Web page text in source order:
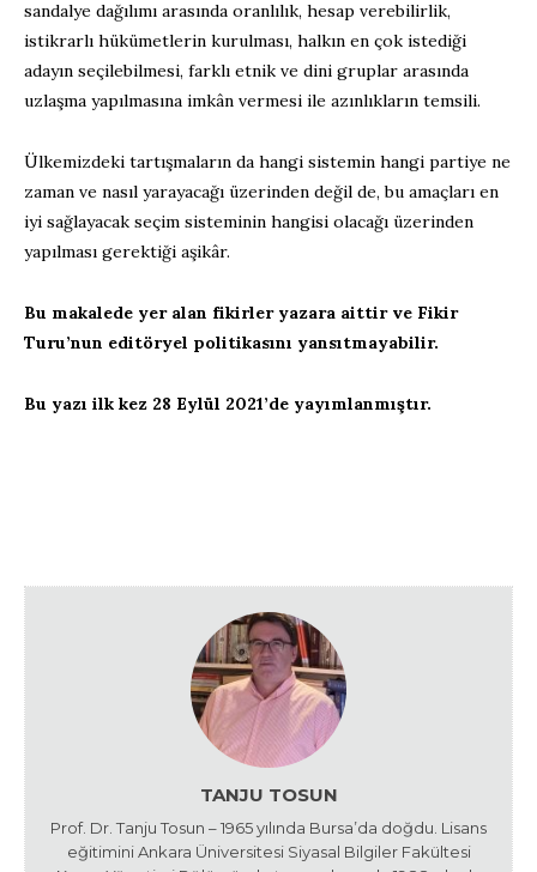
sandalye dağılımı arasında oranlılık, hesap verebilirlik,
istikrarlı hükümetlerin kurulması, halkın en çok istediği
adayın seçilebilmesi, farklı etnik ve dini gruplar arasında
uzlaşma yapılmasına imkân vermesi ile azınlıkların temsili.
Ülkemizdeki tartışmaların da hangi sistemin hangi partiye ne
zaman ve nasıl yarayacağı üzerinden değil de, bu amaçları en
iyi sağlayacak seçim sisteminin hangisi olacağı üzerinden
yapılması gerektiği aşikâr.
Bu makalede yer alan fikirler yazara aittir ve Fikir
Turu’nun editöryel politikasını yansıtmayabilir.
Bu yazı ilk kez 28 Eylül 2021’de yayımlanmıştır.
TANJU TOSUN
Prof. Dr. Tanju Tosun – 1965 yılında Bursa’da doğdu. Lisans
eğitimini Ankara Üniversitesi Siyasal Bilgiler Fakültesi